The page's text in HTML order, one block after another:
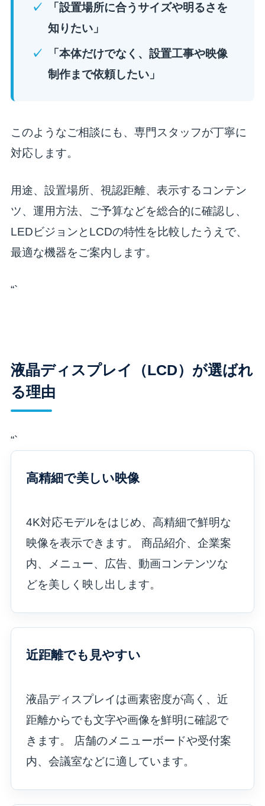
「設置場所に合うサイズや明るさを
知りたい」
「本体だけでなく、設置工事や映像
制作まで依頼したい」
このようなご相談にも、専門スタッフが丁寧に
対応します。
用途、設置場所、視認距離、表示するコンテン
ツ、運用方法、ご予算などを総合的に確認し、
LEDビジョンとLCDの特性を比較したうえで、
最適な機器をご案内します。
“`
液晶ディスプレイ（LCD）が選ばれ
る理由
“`
高精細で美しい映像
4K対応モデルをはじめ、高精細で鮮明な
映像を表示できます。 商品紹介、企業案
内、メニュー、広告、動画コンテンツな
どを美しく映し出します。
近距離でも見やすい
液晶ディスプレイは画素密度が高く、近
距離からでも文字や画像を鮮明に確認で
きます。 店舗のメニューボードや受付案
内、会議室などに適しています。